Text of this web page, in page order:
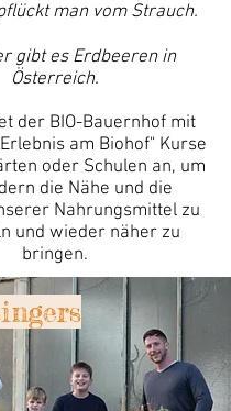
man vom Strauch.
gibt es Erdbeeren in
Österreich.
der BIO-Bauernhof mit
am Biohof" Kurse
oder Schulen an, um
die Nähe und die
Nahrungsmittel zu
und wieder näher zu
bringen.